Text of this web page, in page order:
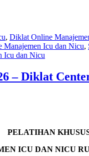
, Diklat Online
Manajemen Icu dan Nicu,
Icu dan Nicu
– Diklat
PELATIHAN
ICU DAN NICU